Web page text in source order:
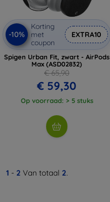
-10%
Korting
met
coupon
EXTRA10
Spigen Urban Fit, zwart - AirPods
Max (ASD02832)
€ 65,90
€ 59,30
Op voorraad: > 5 stuks
1 - 2 Van totaal 2.